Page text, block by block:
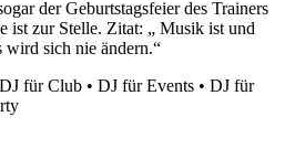
der Geburtstagsfeier des Trainers
ist zur Stelle. Zitat: „ Musik ist und
wird sich nie ändern.“
DJ für Club • DJ für Events • DJ für